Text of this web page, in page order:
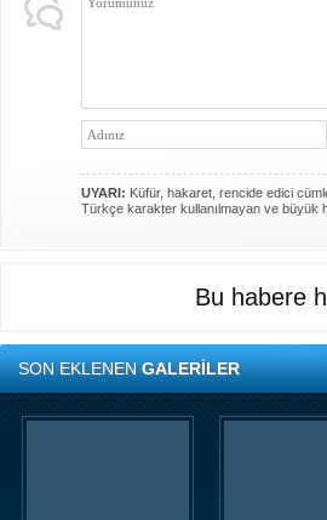
UYARI: Küfür, hakaret, rencide edici
Türkçe karakter kullanılmayan ve büyük
Bu habere
SON EKLENENGALERİLER